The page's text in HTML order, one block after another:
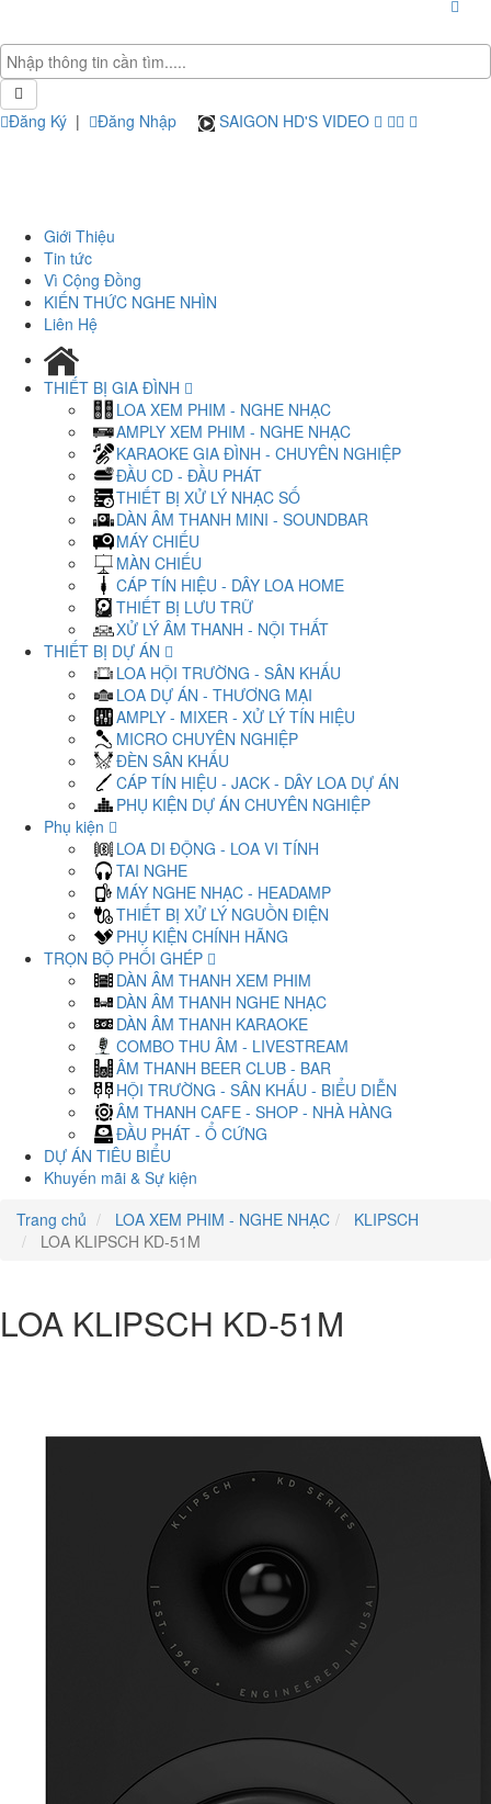
Đăng Ký | Đăng Nhập SAIGON HD'S VIDEO
Giới Thiệu
Tin tức
Vì Cộng Đồng
KIẾN THỨC NGHE NHÌN
Liên Hệ
THIẾT BỊ GIA ĐÌNH
LOA XEM PHIM - NGHE NHẠC
AMPLY XEM PHIM - NGHE NHẠC
KARAOKE GIA ĐÌNH - CHUYÊN NGHIỆP
ĐẦU CD - ĐẦU PHÁT
THIẾT BỊ XỬ LÝ NHẠC SỐ
DÀN ÂM THANH MINI - SOUNDBAR
MÁY CHIẾU
MÀN CHIẾU
CÁP TÍN HIỆU - DÂY LOA HOME
THIẾT BỊ LƯU TRỮ
XỬ LÝ ÂM THANH - NỘI THẤT
THIẾT BỊ DỰ ÁN
LOA HỘI TRƯỜNG - SÂN KHẤU
LOA DỰ ÁN - THƯƠNG MẠI
AMPLY - MIXER - XỬ LÝ TÍN HIỆU
MICRO CHUYÊN NGHIỆP
ĐÈN SÂN KHẤU
CÁP TÍN HIỆU - JACK - DÂY LOA DỰ ÁN
PHỤ KIỆN DỰ ÁN CHUYÊN NGHIỆP
Phụ kiện
LOA DI ĐỘNG - LOA VI TÍNH
TAI NGHE
MÁY NGHE NHẠC - HEADAMP
THIẾT BỊ XỬ LÝ NGUỒN ĐIỆN
PHỤ KIỆN CHÍNH HÃNG
TRỌN BỘ PHỐI GHÉP
DÀN ÂM THANH XEM PHIM
DÀN ÂM THANH NGHE NHẠC
DÀN ÂM THANH KARAOKE
COMBO THU ÂM - LIVESTREAM
ÂM THANH BEER CLUB - BAR
HỘI TRƯỜNG - SÂN KHẤU - BIỂU DIỄN
ÂM THANH CAFE - SHOP - NHÀ HÀNG
ĐẦU PHÁT - Ổ CỨNG
DỰ ÁN TIÊU BIỂU
Khuyến mãi & Sự kiện
Trang chủ
LOA XEM PHIM - NGHE NHẠC
KLIPSCH
LOA KLIPSCH KD-51M
LOA KLIPSCH KD-51M